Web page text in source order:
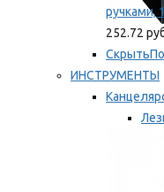
ручками,
252.72
Скрыть
ИНСТРУМЕНТЫ